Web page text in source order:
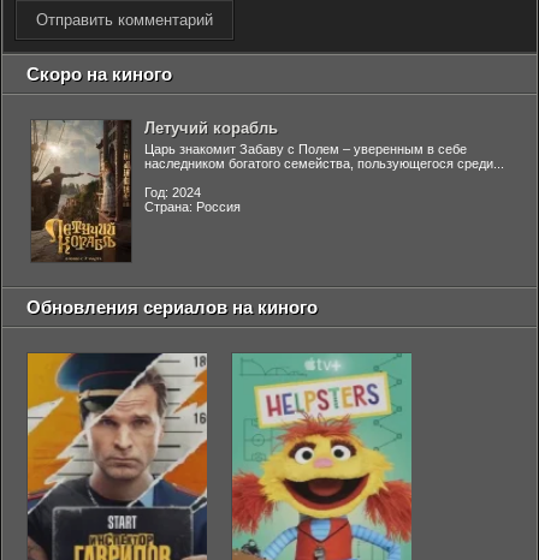
Отправить комментарий
Скоро на киного
Летучий корабль
Царь знакомит Забаву с Полем – уверенным в себе
наследником богатого семейства, пользующегося среди...
Год: 2024
Страна: Россия
Обновления сериалов на киного